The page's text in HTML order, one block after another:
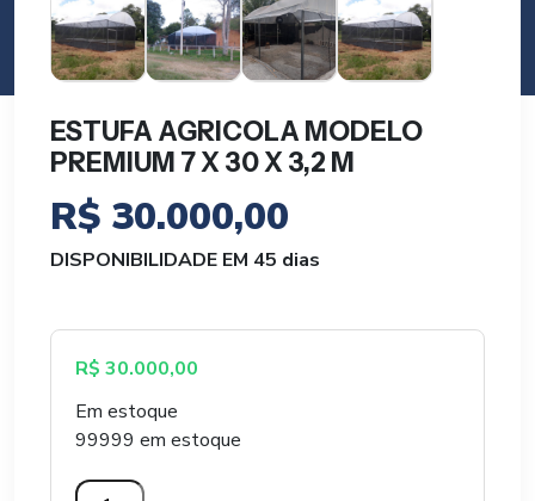
ESTUFA AGRICOLA MODELO
PREMIUM 7 X 30 X 3,2 M
R$ 30.000,00
DISPONIBILIDADE EM 45 dias
R$ 30.000,00
Em estoque
99999 em estoque
ESTUFA